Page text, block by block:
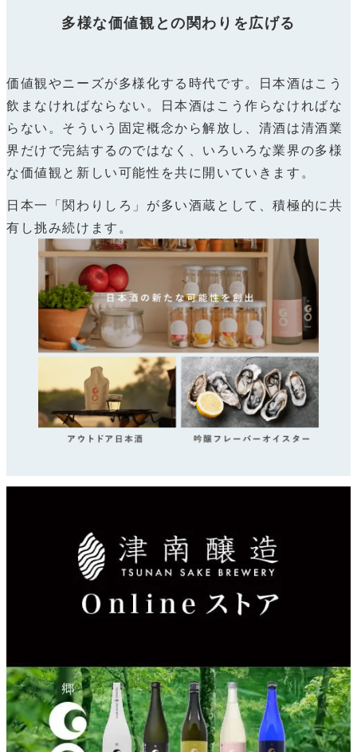
多様な価値観との関わりを広げる
価値観やニーズが多様化する時代です。日本酒はこう
飲まなければならない。日本酒はこう作らなければな
らない。そういう固定概念から解放し、清酒は清酒業
界だけで完結するのではなく、いろいろな業界の多様
な価値観と新しい可能性を共に開いていきます。
日本一「関わりしろ」が多い酒蔵として、積極的に共
有し挑み続けます。